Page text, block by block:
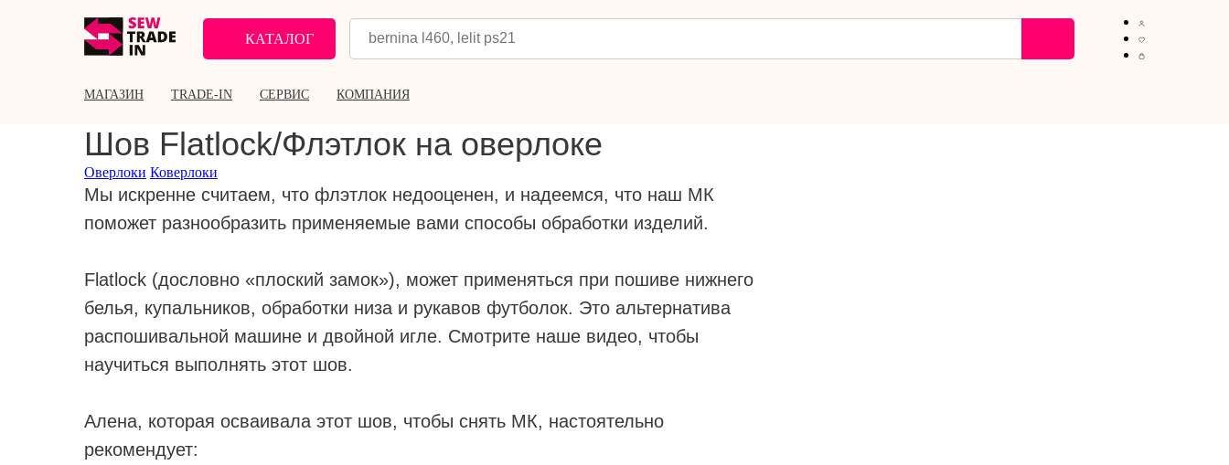
КАТАЛОГ
МАГАЗИН TRADE-IN СЕРВИС КОМПАНИЯ
Шов Flatlock/Флэтлок на оверлоке
Оверлоки Коверлоки
Мы искренне считаем, что флэтлок недооценен, и надеемся, что наш МК
поможет разнообразить применяемые вами способы обработки изделий.
Flatlock (дословно «плоский замок»), может применяться при пошиве нижнего
белья, купальников, обработки низа и рукавов футболок. Это альтернатива
распошивальной машине и двойной игле. Смотрите наше видео, чтобы
научиться выполнять этот шов.
Алена, которая осваивала этот шов, чтобы снять МК, настоятельно
рекомендует: